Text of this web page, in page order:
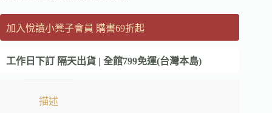
加入悅讀小凳子會員 購書69折起
工作日下訂 隔天出貨 | 全館799免運(台灣本島)
描述